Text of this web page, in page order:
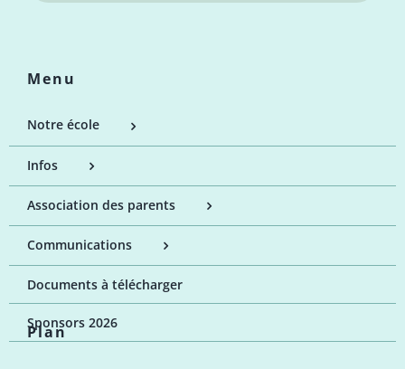
Menu
Notre école
Infos
Association des parents
Communications
Documents à télécharger
Sponsors 2026
Plan